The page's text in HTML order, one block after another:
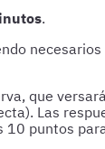
.
que
Las
puntos